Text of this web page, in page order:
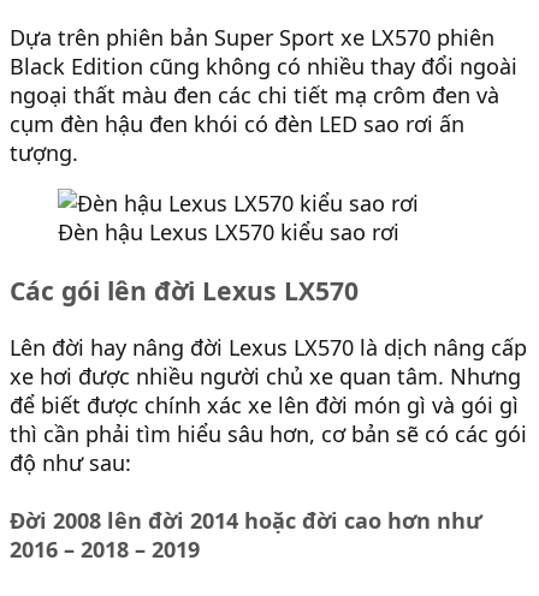
Dựa trên phiên bản Super Sport xe LX570 phiên
Black Edition cũng không có nhiều thay đổi ngoài
ngoại thất màu đen các chi tiết mạ crôm đen và
cụm đèn hậu đen khói có đèn LED sao rơi ấn
tượng.
Đèn hậu Lexus LX570 kiểu sao rơi
Các gói lên đời Lexus LX570
Lên đời hay nâng đời Lexus LX570 là dịch nâng cấp
xe hơi được nhiều người chủ xe quan tâm. Nhưng
để biết được chính xác xe lên đời món gì và gói gì
thì cần phải tìm hiểu sâu hơn, cơ bản sẽ có các gói
độ như sau:
Đời 2008 lên đời 2014 hoặc đời cao hơn như
2016 – 2018 – 2019